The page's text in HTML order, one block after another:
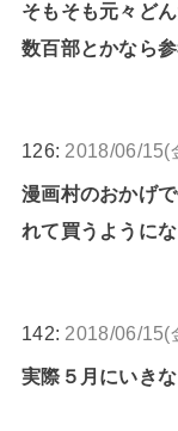
そもそも元々ど
数百部とかなら
126: 2018/06/15(
漫画村のおかげ
れて買うように
142: 2018/06/15(
実際５月にいき